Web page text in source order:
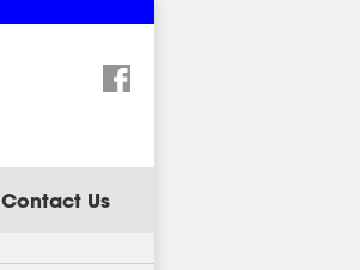
Search:
Contact Us